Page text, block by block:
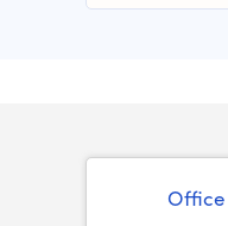
Office